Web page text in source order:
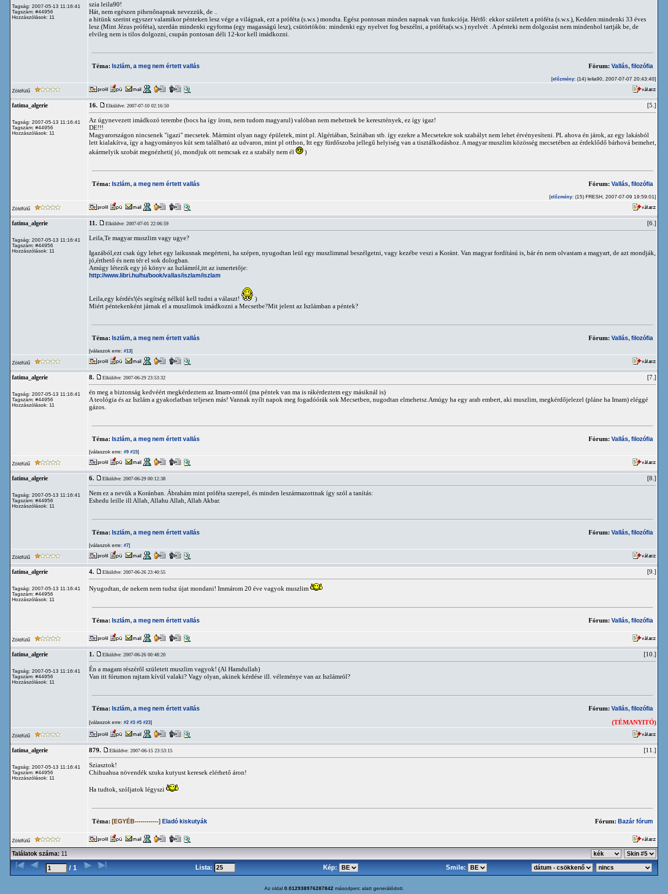
Tagság: 2007-05-13 11:16:41
Tagszám: #44956
Hozzászólások: 11
szia leila90!
Hát, nem egészen pihenőnapnak nevezzük, de ..
a hitünk szerint egyszer valamikor pénteken lesz vége a világnak, ezt a próféta (s.w.s.) mondta. Egész pontosan minden napnak van funkciója. Hétfő: ekkor született a próféta (s.w.s.), Kedden:mindenki 33 éves
lesz (Mint Jézus próféta), szerdán mindenki egyforma (egy magasságú lesz), csütörtökön: mindenki egy nyelvet fog beszélni, a próféta(s.w.s.) nyelvét . A pénteki nem dolgozást nem mindenhol tartják be, de
elvileg nem is tilos dolgozni, csupán pontosan déli 12-kor kell imádkozni.
Téma: Iszlám, a meg nem értett vallás Fórum: Vallás, filozófia
[előzmény: (14) leila90, 2007-07-07 20:43:40]
Zöldfülű
fatima_algerie
Tagság: 2007-05-13 11:16:41
Tagszám: #44956
Hozzászólások: 11
16. Elküldve: 2007-07-10 02:16:50 [5.]
Az úgynevezett imádkozó terembe (bocs ha így írom, nem tudom magyarul) valóban nem mehetnek be keresztények, ez így igaz!
DE!!!
Magyarországon nincsenek "igazi" mecsetek. Mármint olyan nagy épületek, mint pl. Algériában, Szíriában stb. így ezekre a Mecsetekre sok szabályt nem lehet érvényesíteni. PL ahova én járok, az egy lakásból
lett kialakítva, így a hagyományos kút sem található az udvaron, mint pl otthon, Itt egy fürdőszoba jellegű helyiség van a tisztálkodáshoz. A magyar muszlim közösség mecsetében az érdeklődő bárhová bemehet,
akármelyik szobát megnézheti( jó, mondjuk ott nemcsak ez a szabály nem él
)
Téma: Iszlám, a meg nem értett vallás Fórum: Vallás, filozófia
[előzmény: (15) FRESH, 2007-07-09 19:59:01]
Zöldfülű
fatima_algerie
Tagság: 2007-05-13 11:16:41
Tagszám: #44956
Hozzászólások: 11
11. Elküldve: 2007-07-01 22:06:59 [6.]
Leila,Te magyar muszlim vagy ugye?
Igazából,ezt csak úgy lehet egy laikusnak megérteni, ha szépen, nyugodtan leül egy muszlimmal beszélgetni, vagy kezébe veszi a Koránt. Van magyar fordítású is, bár én nem olvastam a magyart, de azt mondják,
jó,érthető és nem tér el sok dologban.
Amúgy létezik egy jó könyv az Iszlámról,itt az ismertetője:
http://www.libri.hu/hu/book/vallas/iszlam/iszlam
Leila,egy kérdés!(és segítség nélkül kell tudni a választ!
)
Miért péntekenként járnak el a muszlimok imádkozni a Mecsetbe?Mit jelent az Iszlámban a péntek?
Téma: Iszlám, a meg nem értett vallás Fórum: Vallás, filozófia
[válaszok erre: #13]
Zöldfülű
fatima_algerie
Tagság: 2007-05-13 11:16:41
Tagszám: #44956
Hozzászólások: 11
8. Elküldve: 2007-06-29 23:53:32 [7.]
én meg a biztonság kedvéért megkérdeztem az Imam-omtól (ma péntek van ma is rákérdeztem egy másiknál is)
A teológia és az Iszlám a gyakorlatban teljesen más! Vannak nyílt napok meg fogadóórák sok Mecsetben, nugodtan elmehetsz.Amúgy ha egy arab embert, aki muszlim, megkérdőjelezel (pláne ha Imam) eléggé
gázos.
Téma: Iszlám, a meg nem értett vallás Fórum: Vallás, filozófia
[válaszok erre: #9 #15]
Zöldfülű
fatima_algerie
Tagság: 2007-05-13 11:16:41
Tagszám: #44956
Hozzászólások: 11
6. Elküldve: 2007-06-29 00:12:38 [8.]
Nem ez a nevük a Koránban. Ábrahám mint próféta szerepel, és minden leszármazottnak így szól a tanítás:
Eshedu leille ill Allah, Allahu Allah, Allah Akbar.
Téma: Iszlám, a meg nem értett vallás Fórum: Vallás, filozófia
[válaszok erre: #7]
Zöldfülű
fatima_algerie
Tagság: 2007-05-13 11:16:41
Tagszám: #44956
Hozzászólások: 11
4. Elküldve: 2007-06-26 23:40:55 [9.]
Nyugodtan, de nekem nem tudsz újat mondani! Immárom 20 éve vagyok muszlim
Téma: Iszlám, a meg nem értett vallás Fórum: Vallás, filozófia
Zöldfülű
fatima_algerie
Tagság: 2007-05-13 11:16:41
Tagszám: #44956
Hozzászólások: 11
1. Elküldve: 2007-06-26 00:48:20 [10.]
Én a magam részéről született muszlim vagyok! (Al Hamdullah)
Van itt fórumon rajtam kívül valaki? Vagy olyan, akinek kérdése ill. véleménye van az Iszlámról?
Téma: Iszlám, a meg nem értett vallás Fórum: Vallás, filozófia
[válaszok erre: #2 #3 #5 #23] (TÉMANYITÓ)
Zöldfülű
fatima_algerie
Tagság: 2007-05-13 11:16:41
Tagszám: #44956
Hozzászólások: 11
879. Elküldve: 2007-06-15 23:53:15 [11.]
Sziasztok!
Chihuahua növendék szuka kutyust keresek elérhető áron!
Ha tudtok, szóljatok légyszi
Téma: [EGYÉB------------] Eladó kiskutyák Fórum: Bazár fórum
Zöldfülű
Találatok száma: 11
/ 1 Lista: Kép: Smile:
Az oldal 0.012938976287842 másodperc alatt generálódott.